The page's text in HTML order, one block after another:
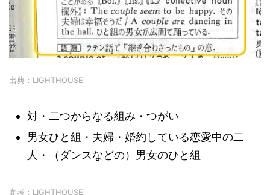
出典：LIGHTHOUSE
対・二つからなる組み・つがい
男女ひと組・夫婦・婚約している恋愛中の二
人・（ダンスなどの）男女のひと組
参考：LIGHTHOUSE